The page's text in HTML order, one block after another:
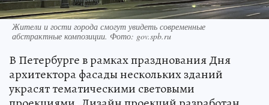
Жители и гости города смогут увидеть современные
абстрактные композиции. Фото: gov.spb.ru
В Петербурге в рамках празднования Дня
архитектора фасады нескольких зданий
украсят тематическими световыми